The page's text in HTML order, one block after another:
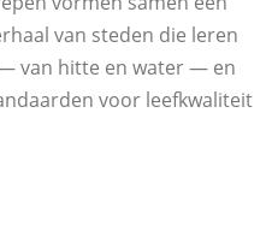
van steden die leren
van hitte en water — en
voor leefkwaliteit